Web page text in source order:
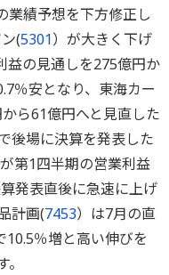
業績予想を下方修正し
(5301）が大きく下げ
益の見通しを275億円か
％安となり、東海カー
ら61億円へと見直した
後場に決算を発表した
第1四半期の営業利益
発表直後に急速に上げ
計画(7453）は7月の直
％増と高い伸びを